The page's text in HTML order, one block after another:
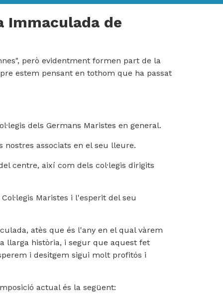
Immaculada de
però evidentment formen part de la
estem pensant en tothom que ha passat
dels Germans Maristes en general.
associats en el seu lleure.
centre, així com dels col·legis dirigits
Maristes i l'esperit del seu
atès que és l'any en el qual vàrem
llarga història, i segur que aquest fet
i desitgem sigui molt profitós i
actual és la següent: